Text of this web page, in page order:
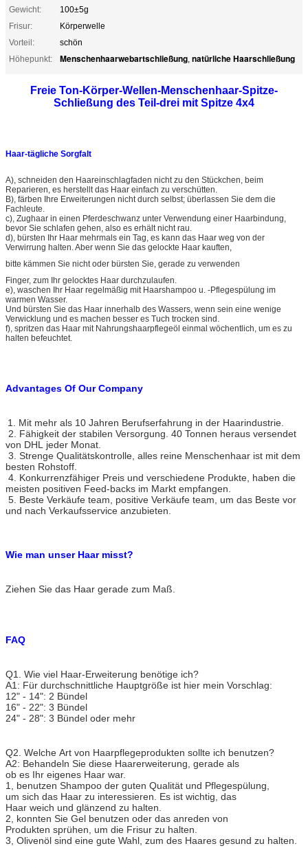
Gewicht:
100±5g
Frisur:
Körperwelle
Vorteil:
schön
Höhepunkt:
Menschenhaarwebartschließung, natürliche Haarschließung
Freie Ton-Körper-Wellen-Menschenhaar-Spitze-
Schließung des Teil-drei mit Spitze 4x4
Haar-tägliche Sorgfalt
A), schneiden den Haareinschlagfaden nicht zu den Stückchen, beim
Reparieren, es herstellt das Haar einfach zu verschütten.
B), färben Ihre Erweiterungen nicht durch selbst; überlassen Sie dem die
Fachleute.
c), Zughaar in einen Pferdeschwanz unter Verwendung einer Haarbindung,
bevor Sie schlafen gehen, also es erhält nicht rau.
d), bürsten Ihr Haar mehrmals ein Tag, es kann das Haar weg von der
Verwirrung halten. Aber wenn Sie das gelockte Haar kauften,
bitte kämmen Sie nicht oder bürsten Sie, gerade zu verwenden
Finger, zum Ihr gelocktes Haar durchzulaufen.
e), waschen Ihr Haar regelmäßig mit Haarshampoo u. -Pflegespülung im
warmen Wasser.
Und bürsten Sie das Haar innerhalb des Wassers, wenn sein eine wenige
Verwicklung und es machen besser es Tuch trocken sind.
f), spritzen das Haar mit Nahrungshaarpflegeöl einmal wöchentlich, um es zu
halten befeuchtet.
Advantages Of Our Company
1. Mit mehr als 10 Jahren Berufserfahrung in der Haarindustrie.
2. Fähigkeit der stabilen Versorgung. 40 Tonnen heraus versendet
von DHL jeder Monat.
3. Strenge Qualitätskontrolle, alles reine Menschenhaar ist mit dem
besten Rohstoff.
4. Konkurrenzfähiger Preis und verschiedene Produkte, haben die
meisten positiven Feed-backs im Markt empfangen.
5. Beste Verkäufe team, positive Verkäufe team, um das Beste vor
und nach Verkaufsservice anzubieten.
Wie man unser Haar misst?
Ziehen Sie das Haar gerade zum Maß.
FAQ
Q1. Wie viel Haar-Erweiterung benötige ich?
A1: Für durchschnittliche Hauptgröße ist hier mein Vorschlag:
12" - 14": 2 Bündel
16" - 22": 3 Bündel
24" - 28": 3 Bündel oder mehr
Q2. Welche Art von Haarpflegeprodukten sollte ich benutzen?
A2: Behandeln Sie diese Haarerweiterung, gerade als
ob es Ihr eigenes Haar war.
1, benutzen Shampoo der guten Qualität und Pflegespülung,
um sich das Haar zu interessieren. Es ist wichtig, das
Haar weich und glänzend zu halten.
2, konnten Sie Gel benutzen oder das anreden von
Produkten sprühen, um die Frisur zu halten.
3, Olivenöl sind eine gute Wahl, zum des Haares gesund zu halten.